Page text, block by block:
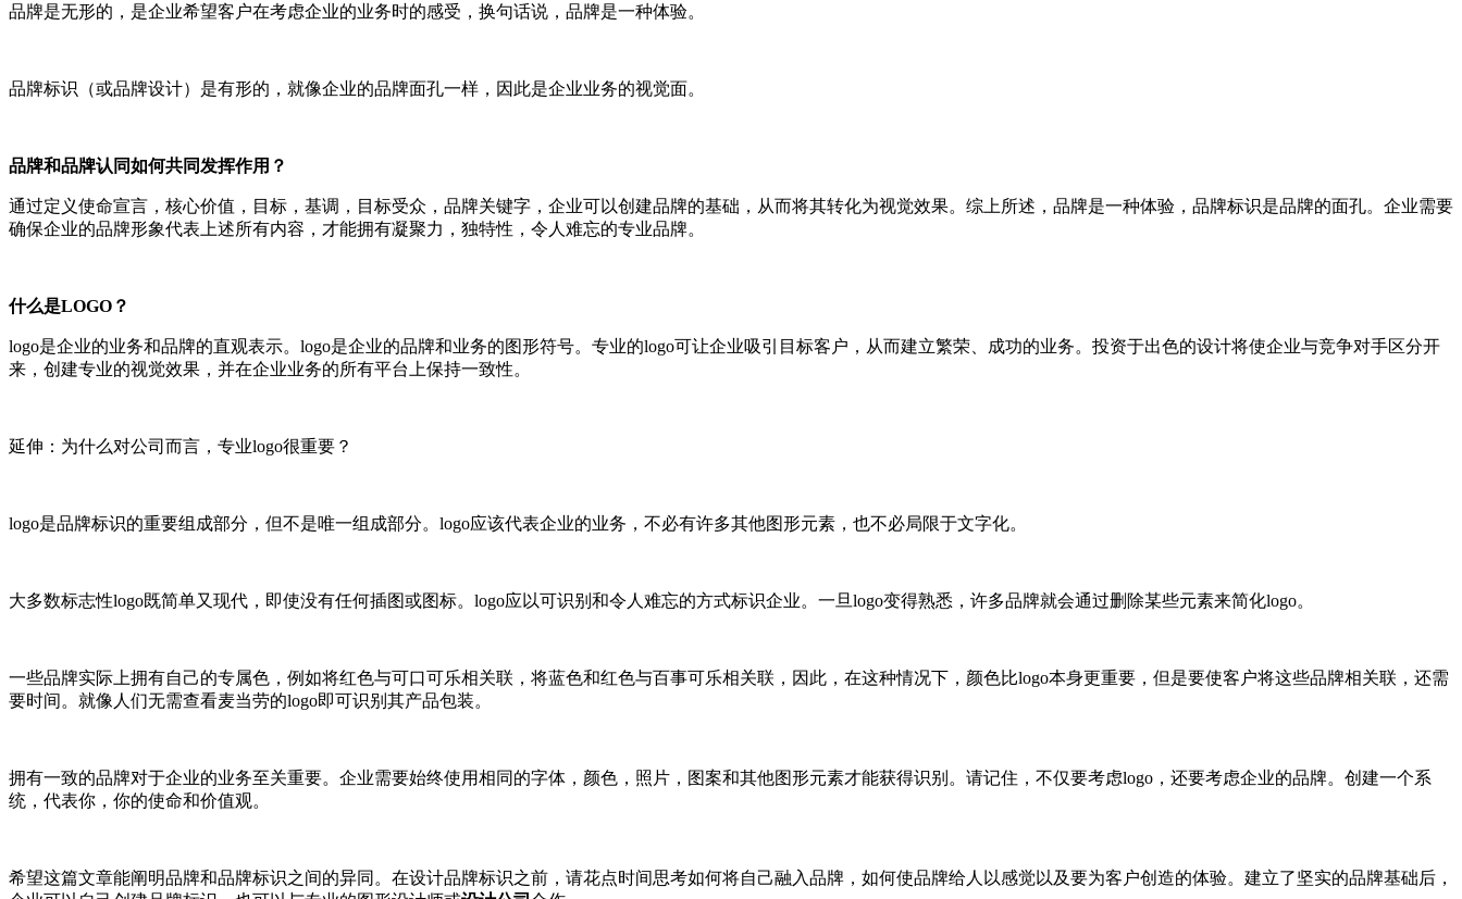
品牌是无形的，是企业希望客户在考虑企业的业务时的感受，换句话说，品牌是一种体验。
品牌标识（或品牌设计）是有形的，就像企业的品牌面孔一样，因此是企业业务的视觉面。
品牌和品牌认同如何共同发挥作用？
通过定义使命宣言，核心价值，目标，基调，目标受众，品牌关键字，企业可以创建品牌的基础，从而将其转化为视觉效果。综上所述，品牌是一种体验，品牌标识是品牌的面孔。企业需要
确保企业的品牌形象代表上述所有内容，才能拥有凝聚力，独特性，令人难忘的专业品牌。
什么是LOGO？
logo是企业的业务和品牌的直观表示。logo是企业的品牌和业务的图形符号。专业的logo可让企业吸引目标客户，从而建立繁荣、成功的业务。投资于出色的设计将使企业与竞争对手区分开
来，创建专业的视觉效果，并在企业业务的所有平台上保持一致性。
延伸：为什么对公司而言，专业logo很重要？
logo是品牌标识的重要组成部分，但不是唯一组成部分。logo应该代表企业的业务，不必有许多其他图形元素，也不必局限于文字化。
大多数标志性logo既简单又现代，即使没有任何插图或图标。logo应以可识别和令人难忘的方式标识企业。一旦logo变得​​熟悉，许多品牌就会通过删除某些元素来简化logo。
一些品牌实际上拥有自己的专属色，例如将红色与可口可乐相关联，将蓝色和红色与百事可乐相关联，因此，在这种情况下，颜色比logo本身更重要，但是要使客户将这些品牌相关联，还需
要时间。就像人们无需查看麦当劳的logo即可识别其产品包装。
拥有一致的品牌对于企业的业务至关重要。企业需要始终使用相同的字体，颜色，照片，图案和其他图形元素才能获得识别。请记住，不仅要考虑logo，还要考虑企业的品牌。创建一个系
统，代表你，你的使命和价值观。
希望这篇文章能阐明品牌和品牌标识之间的异同。在设计品牌标识之前，请花点时间思考如何将自己融入品牌，如何使品牌给人以感觉以及要为客户创造的体验。建立了坚实的品牌基础后，